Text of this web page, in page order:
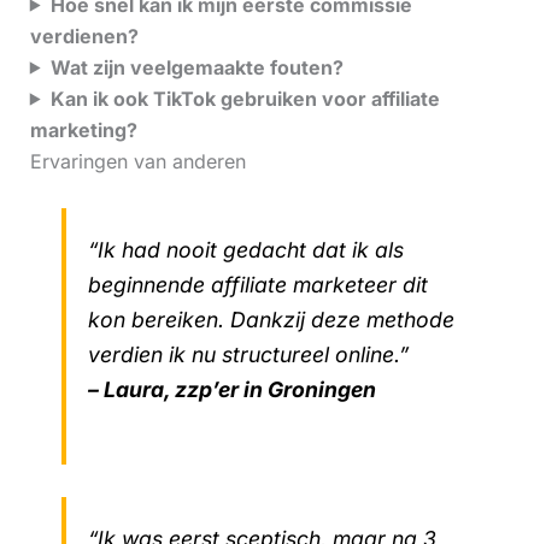
verdienen?
Wat zijn veelgemaakte fouten?
Kan ik ook TikTok gebruiken voor affiliate
marketing?
Ervaringen van anderen
“Ik had nooit gedacht dat ik als
beginnende affiliate marketeer dit
kon bereiken. Dankzij deze methode
verdien ik nu structureel online.”
– Laura, zzp’er in Groningen
“Ik was eerst sceptisch, maar na 3